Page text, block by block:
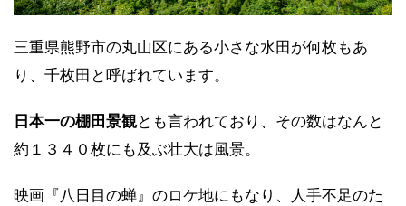
三重県熊野市の丸山区にある小さな水田が何枚もあ
り、千枚田と呼ばれています。
日本一の棚田景観とも言われており、その数はなんと
約１３４０枚にも及ぶ壮大は風景。
映画『八日目の蝉』のロケ地にもなり、人手不足のた